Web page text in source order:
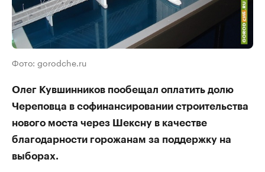
Фото: gorodche.ru
Олег Кувшинников пообещал оплатить долю
Череповца в софинансировании строительства
нового моста через Шексну в качестве
благодарности горожанам за поддержку на
выборах.